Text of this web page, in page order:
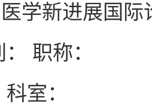
学新进展国际
职称：
室：